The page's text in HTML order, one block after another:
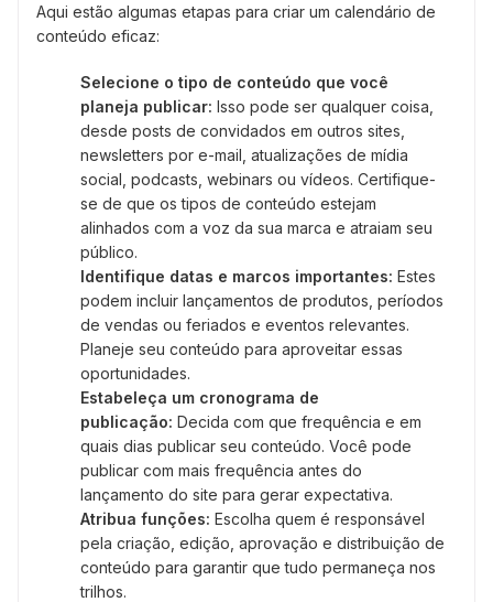
Aqui estão algumas etapas para criar um calendário de
conteúdo eficaz:
Selecione o tipo de conteúdo que você
planeja publicar: Isso pode ser qualquer coisa,
desde posts de convidados em outros sites,
newsletters por e-mail, atualizações de mídia
social, podcasts, webinars ou vídeos. Certifique-
se de que os tipos de conteúdo estejam
alinhados com a voz da sua marca e atraiam seu
público.
Identifique datas e marcos importantes: Estes
podem incluir lançamentos de produtos, períodos
de vendas ou feriados e eventos relevantes.
Planeje seu conteúdo para aproveitar essas
oportunidades.
Estabeleça um cronograma de
publicação: Decida com que frequência e em
quais dias publicar seu conteúdo. Você pode
publicar com mais frequência antes do
lançamento do site para gerar expectativa.
Atribua funções: Escolha quem é responsável
pela criação, edição, aprovação e distribuição de
conteúdo para garantir que tudo permaneça nos
trilhos.